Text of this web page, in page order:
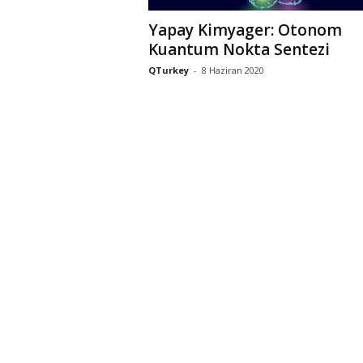
Yapay Kimyager: Otonom
Kuantum Nokta Sentezi
QTurkey - 8 Haziran 2020